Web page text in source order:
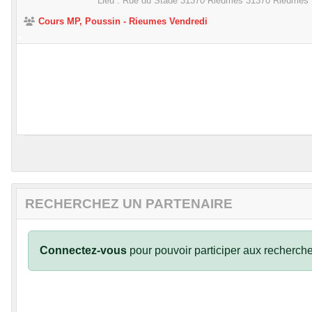
Cours MP, Poussin - Rieumes Vendredi
RECHERCHEZ UN PARTENAIRE
Connectez-vous pour pouvoir participer aux